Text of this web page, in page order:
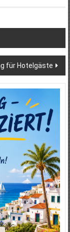
für Hotelgäste